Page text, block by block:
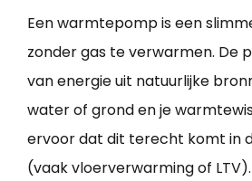
Een warmtepomp is een
zonder gas te verwarmen. De
van energie uit natuurlijke
water of grond en je
ervoor dat dit terecht komt in
(vaak vloerverwarming of